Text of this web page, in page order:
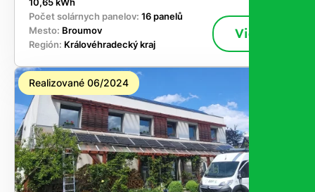
10,65 kWh
Počet solárnych panelov: 16 panelů
Mesto: Broumov
Región: Královéhradecký kraj
Viac
Realizované 06/2024